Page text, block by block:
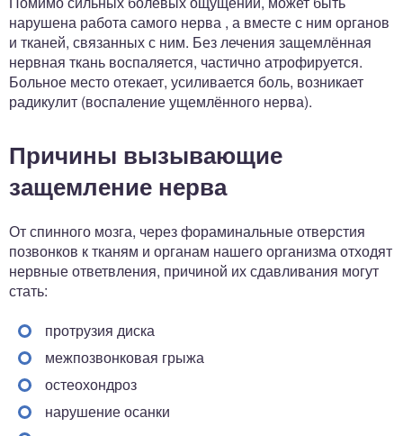
нарушена работа самого нерва , а вместе с ним органов
и тканей, связанных с ним. Без лечения защемлённая
нервная ткань воспаляется, частично атрофируется.
Больное место отекает, усиливается боль, возникает
радикулит (воспаление ущемлённого нерва).
Причины вызывающие
защемление нерва
От спинного мозга, через фораминальные отверстия
позвонков к тканям и органам нашего организма отходят
нервные ответвления, причиной их сдавливания могут
стать:
протрузия диска
межпозвонковая грыжа
остеохондроз
нарушение осанки